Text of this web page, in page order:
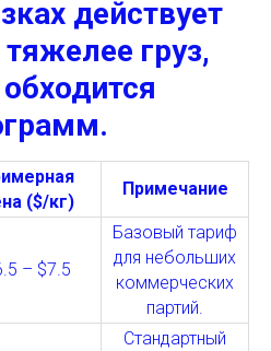
действует
груз,
($/кг)
Примечание
– $7.5
Базовый тариф
для небольших
коммерческих
партий.
Стандартный